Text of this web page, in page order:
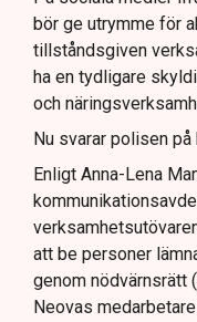
bör ge utrymme för
tillståndsgiven
ha en tydligare
och
Nu svarar polisen på
Enligt Anna-Lena
att be personer
genom nödvärnsrätt
Neovas